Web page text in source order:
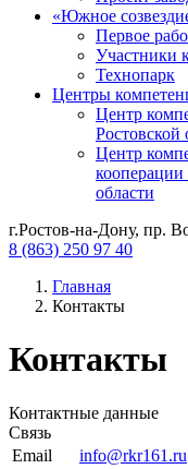
«Южное
Первое
Участники
Технопарк
Центры
Центр
Ростовской
Центр
области
г.Ростов-на-Дону, пр.
8 (863) 250 97 40
Главная
Контакты
Контакты
Контактные данные
Связь
Email
info@rkr161.ru